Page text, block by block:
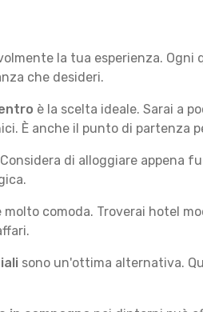
la tua esperienza.
che desideri.
è la scelta ideale. Sarai a
È anche il punto di partenza
di alloggiare appena
molto comoda. Troverai hotel
sono un'ottima alternativa.